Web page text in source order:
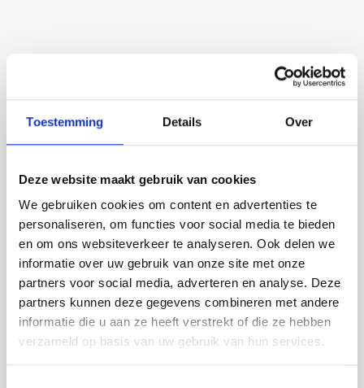
Toestemming Details Over
Deze website maakt gebruik van cookies
We gebruiken cookies om content en advertenties te
personaliseren, om functies voor social media te bieden
en om ons websiteverkeer te analyseren. Ook delen we
informatie over uw gebruik van onze site met onze
partners voor social media, adverteren en analyse. Deze
partners kunnen deze gegevens combineren met andere
informatie die u aan ze heeft verstrekt of die ze hebben
verzameld op basis van uw gebruik van hun services.
Als u een luxe chocoladeletter cadeau geeft, dan
wilt u natuurlijk ook dat uw cadeautje compleet. Een
bestelling.
Meer specificaties
Soort Eigen ontwerp